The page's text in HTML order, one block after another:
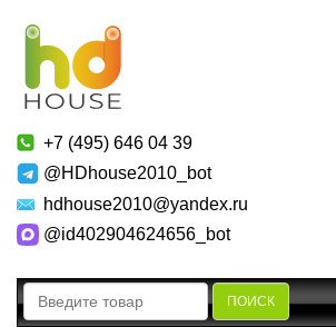
+7 (495) 646 04 39
@HDhouse2010_bot
hdhouse2010@yandex.ru
@id402904624656_bot
ПОИСК